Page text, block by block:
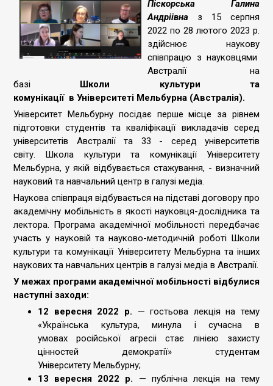
Піскорська Галина
Андріівна з 15 серпня
2022 по 28 лютого 2023 р.
здійснює наукову
співпрацю з науковцями
Австралії на
базі Школи культури та
комунікації в Університеті Мельбурна (Австралія).
Університет Мельбурну посідає перше місце за рівнем
підготовки студентів та кваліфікації викладачів серед
університетів Австралії та 33 - серед університетів
світу. Школа культури та комунікації Університету
Мельбурна, у якій відбувається стажування, - визначний
науковий та навчальний центр в галузі медіа.
Наукова співпраця відбувається на підставі договору про
академічну мобільність в якості науковця-дослідника та
лектора. Програма академічної мобільності передбачає
участь у науковій та науково-методичній роботі Школи
культури та комунікації Університету Мельбурна та інших
наукових та навчальних центрів в галузі медіа в Австралії.
У межах програми академічної мобільності відбулися
наступні заходи:
12 вересня 2022 р. — гостьова лекція на тему
«Українська культура, минула і сучасна в
умовах російської агресіі стає лінією захисту
цінностей демократії» студентам
Університету Мельбурну;
13 вересня 2022 р. — публічна лекція на тему